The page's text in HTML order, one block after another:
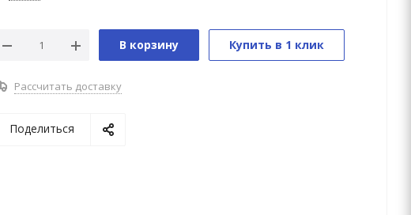
В корзину Купить в 1 клик
Рассчитать доставку
Поделиться